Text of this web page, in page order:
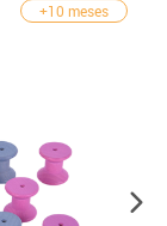
+10 meses